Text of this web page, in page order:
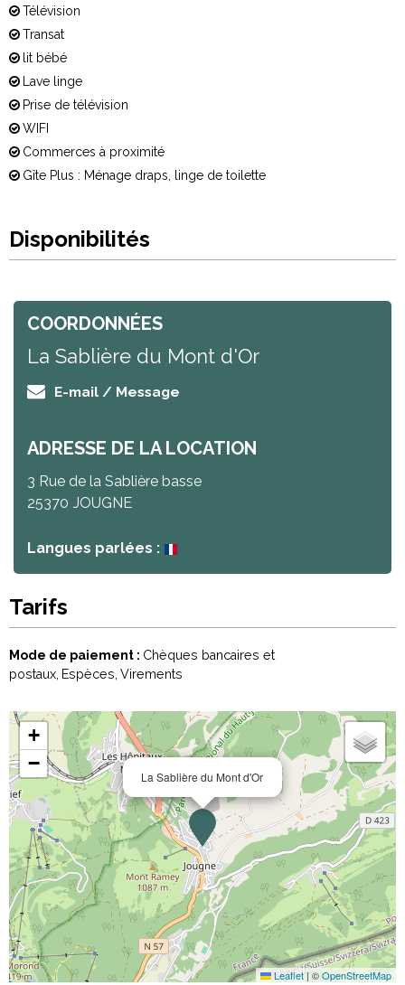
Télévision
Transat
lit bébé
Lave linge
Prise de télévision
WIFI
Commerces à proximité
Gîte Plus : Ménage draps, linge de toilette
Disponibilités
COORDONNÉES
La Sablière du Mont d'Or
E-mail / Message
ADRESSE DE LA LOCATION
3 Rue de la Sablière basse
25370 JOUGNE
Langues parlées :
Tarifs
Mode de paiement : Chèques bancaires et
postaux Espèces Virements
La Sablière du Mont d'Or
+
−
Leaflet |©OpenStreetMap